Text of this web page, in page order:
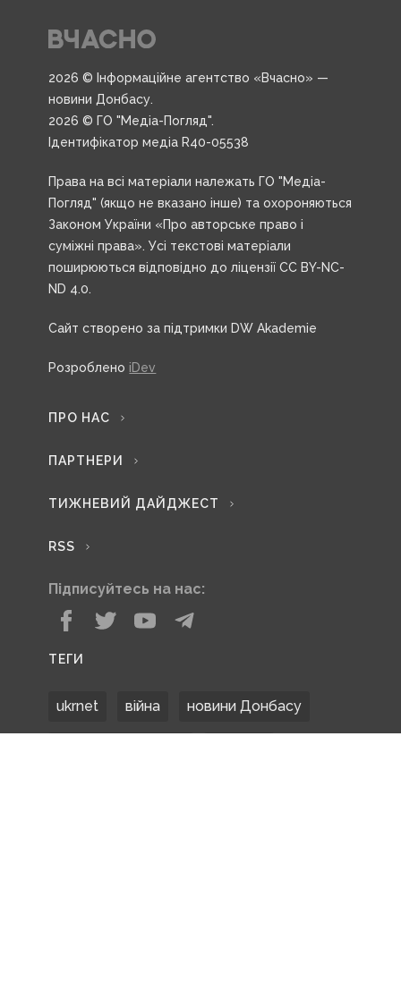
2026 © Інформаційне агентство «Вчасно» —
новини Донбасу.
2026 © ГО "Медіа-Погляд".
Ідентифікатор медіа R40-05538
Права на всі матеріали належать ГО "Медіа-
Погляд" (якщо не вказано інше) та охороняються
Законом України «Про авторське право і
суміжні права». Усі текстові матеріали
поширюються відповідно до ліцензії CC BY-NC-
ND 4.0.
Сайт створено за підтримки DW Akademie
Розроблено iDev
ПРО НАС
ПАРТНЕРИ
ТИЖНЕВИЙ ДАЙДЖЕСТ
RSS
Підписуйтесь на нас:
ТЕГИ
ukrnet війна новини Донбасу